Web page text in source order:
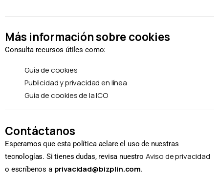
Más información sobre cookies
Consulta recursos útiles como:
Guía de cookies
Publicidad y privacidad en línea
Guía de cookies de la ICO
Contáctanos
Esperamos que esta política aclare el uso de nuestras
tecnologías. Si tienes dudas, revisa nuestro Aviso de privacidad
o escríbenos a privacidad@bizplin.com.